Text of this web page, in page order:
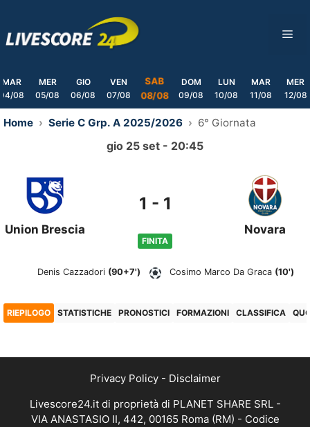
content
MAR
04/08
MER
05/08
GIO
06/08
VEN
07/08
SAB
08/08
DOM
09/08
LUN
10/08
MAR
11/08
MER
12/08
Home Serie C Grp. A 2025/2026 6° Giornata
gio 25 set - 20:45
Union Brescia
1 - 1
FINITA
Novara
Denis Cazzadori (90+7') Cosimo Marco Da Graca (10')
RIEPILOGO STATISTICHE PRONOSTICI FORMAZIONI CLASSIFICA
Privacy Policy- Disclaimer
Livescore24.it di proprietà di PLANET SHARE SRL -
VIA ANASTASIO II, 442, 00165 Roma (RM) - Codice